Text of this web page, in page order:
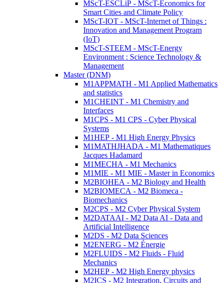
MScT-ESCLiP - MScT-Economics for
Smart Cities and Climate Policy
MScT-IOT - MScT-Internet of Things :
Innovation and Management Program
(IoT)
MScT-STEEM - MScT-Energy
Environment : Science Technology &
Management
Master (DNM)
M1APPMATH - M1 Applied Mathematics
and statistics
M1CHEINT - M1 Chemistry and
Interfaces
M1CPS - M1 CPS - Cyber Physical
Systems
M1HEP - M1 High Energy Physics
M1MATHJHADA - M1 Mathematiques
Jacques Hadamard
M1MECHA - M1 Mechanics
M1MIE - M1 MIE - Master in Economics
M2BIOHEA - M2 Biology and Health
M2BIOMECA - M2 Biomeca -
Biomechanics
M2CPS - M2 Cyber Physical System
M2DATAAI - M2 Data AI - Data and
Artificial Intelligence
M2DS - M2 Data Sciences
M2ENERG - M2 Énergie
M2FLUIDS - M2 Fluids - Fluid
Mechanics
M2HEP - M2 High Energy physics
M2ICS - M2 Integration, Circuits and